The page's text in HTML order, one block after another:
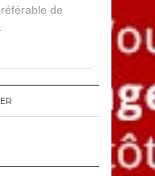
de